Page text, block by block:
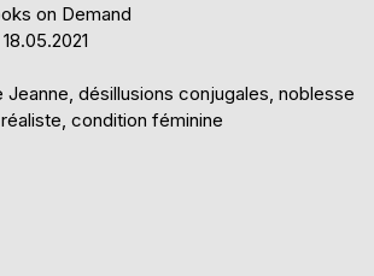
on Demand
désillusions conjugales, noblesse
condition féminine